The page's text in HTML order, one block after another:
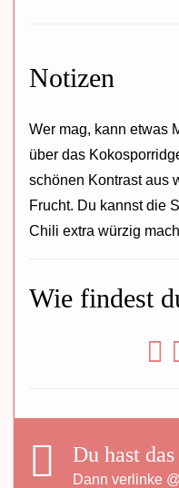
Notizen
Wer mag, kann etwas
über das
schönen Kontrast aus
Frucht. Du kannst die
Chili extra würzig
Wie findest
Du hast
Dann verlinke